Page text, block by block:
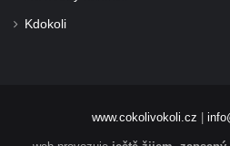
ve Šluknově
Kdokoli
www.cokolivokoli.cz |